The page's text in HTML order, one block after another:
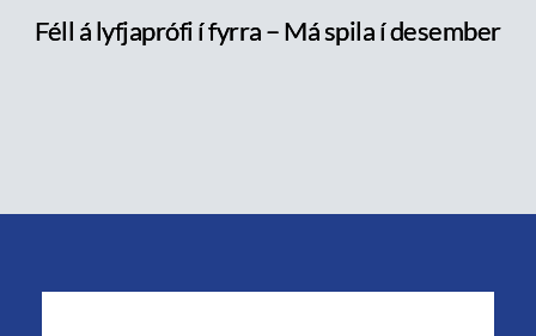
Féll á lyfjaprófi í fyrra – Má spila í desember